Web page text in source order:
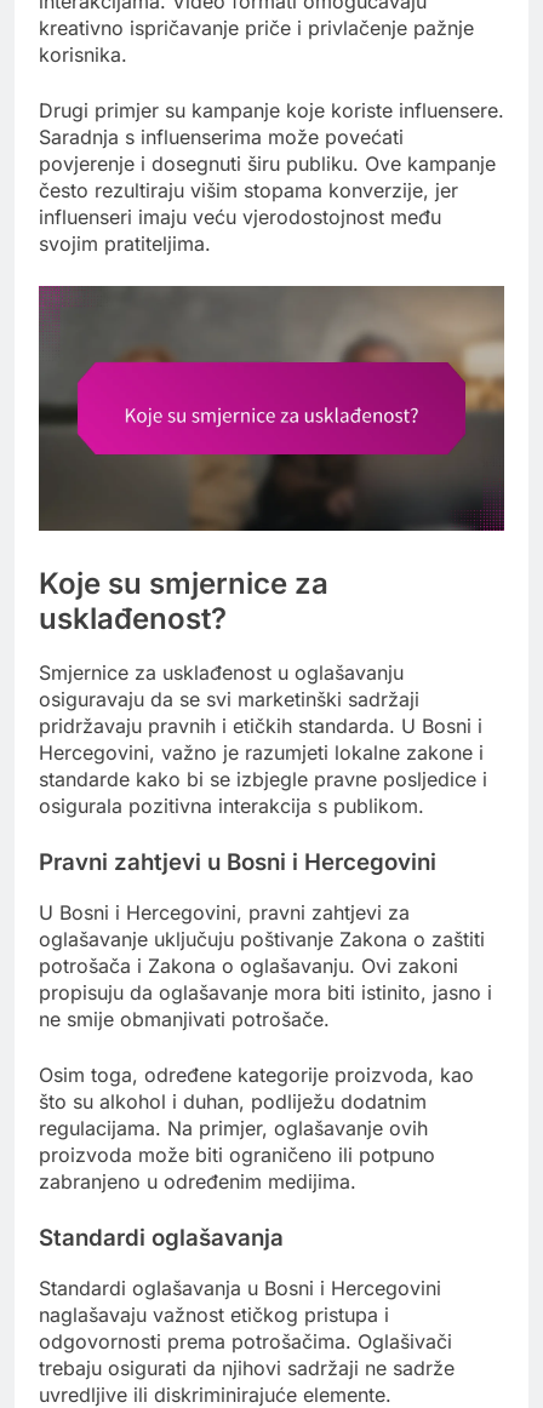
kreativno ispričavanje priče i privlačenje pažnje
korisnika.
Drugi primjer su kampanje koje koriste influensere.
Saradnja s influenserima može povećati
povjerenje i dosegnuti širu publiku. Ove kampanje
često rezultiraju višim stopama konverzije, jer
influenseri imaju veću vjerodostojnost među
svojim pratiteljima.
Koje su smjernice za
usklađenost?
Smjernice za usklađenost u oglašavanju
osiguravaju da se svi marketinški sadržaji
pridržavaju pravnih i etičkih standarda. U Bosni i
Hercegovini, važno je razumjeti lokalne zakone i
standarde kako bi se izbjegle pravne posljedice i
osigurala pozitivna interakcija s publikom.
Pravni zahtjevi u Bosni i Hercegovini
U Bosni i Hercegovini, pravni zahtjevi za
oglašavanje uključuju poštivanje Zakona o zaštiti
potrošača i Zakona o oglašavanju. Ovi zakoni
propisuju da oglašavanje mora biti istinito, jasno i
ne smije obmanjivati potrošače.
Osim toga, određene kategorije proizvoda, kao
što su alkohol i duhan, podliježu dodatnim
regulacijama. Na primjer, oglašavanje ovih
proizvoda može biti ograničeno ili potpuno
zabranjeno u određenim medijima.
Standardi oglašavanja
Standardi oglašavanja u Bosni i Hercegovini
naglašavaju važnost etičkog pristupa i
odgovornosti prema potrošačima. Oglašivači
trebaju osigurati da njihovi sadržaji ne sadrže
uvredljive ili diskriminirajuće elemente.